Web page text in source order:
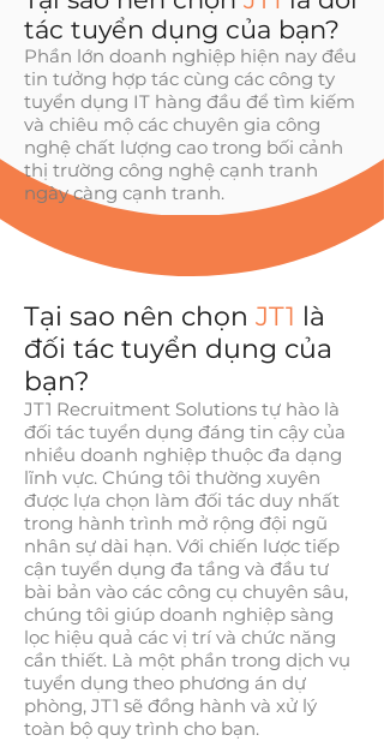
tác tuyển dụng của bạn?
Phần lớn doanh nghiệp hiện nay đều
tin tưởng hợp tác cùng các công ty
tuyển dụng IT hàng đầu để tìm kiếm
và chiêu mộ các chuyên gia công
nghệ chất lượng cao trong bối cảnh
thị trường công nghệ cạnh tranh
ngày càng cạnh tranh.
Tại sao nên chọn JT1 là
đối tác tuyển dụng của
bạn?
JT1 Recruitment Solutions tự hào là
đối tác tuyển dụng đáng tin cậy của
nhiều doanh nghiệp thuộc đa dạng
lĩnh vực. Chúng tôi thường xuyên
được lựa chọn làm đối tác duy nhất
trong hành trình mở rộng đội ngũ
nhân sự dài hạn. Với chiến lược tiếp
cận tuyển dụng đa tầng và đầu tư
bài bản vào các công cụ chuyên sâu,
chúng tôi giúp doanh nghiệp sàng
lọc hiệu quả các vị trí và chức năng
cần thiết. Là một phần trong dịch vụ
tuyển dụng theo phương án dự
phòng, JT1 sẽ đồng hành và xử lý
toàn bộ quy trình cho bạn.